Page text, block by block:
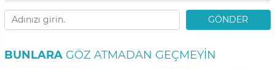
GÖNDER
BUNLARA GÖZ ATMADAN GEÇMEYIN